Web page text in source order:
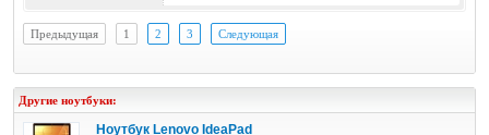
Предыдущая 1 2 3 Следующая
Другие ноутбуки:
Ноутбук Lenovo IdeaPad